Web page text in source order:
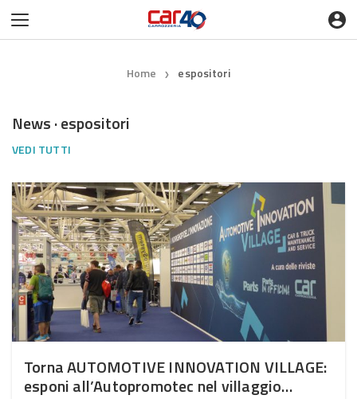
Home ❯ espositori
News · espositori
VEDI TUTTI
Torna AUTOMOTIVE INNOVATION VILLAGE:
esponi all’Autopromotec nel villaggio